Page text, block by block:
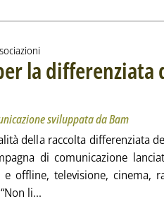
la differenziata
alla nuova campagna di comunicazione
17 giugno 2024 alle 10.13.
sviluppata da Bam
della raccolta differenziata
di comunicazione
offline, televisione, cinema,
li...